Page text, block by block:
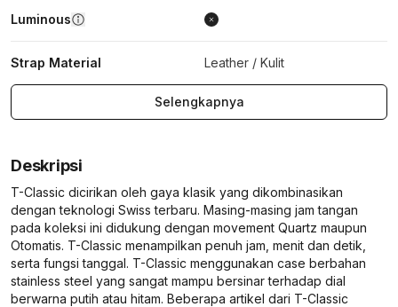
Luminous
Strap Material Leather / Kulit
Selengkapnya
Deskripsi
T-Classic dicirikan oleh gaya klasik yang dikombinasikan
dengan teknologi Swiss terbaru. Masing-masing jam tangan
pada koleksi ini didukung dengan movement Quartz maupun
Otomatis. T-Classic menampilkan penuh jam, menit dan detik,
serta fungsi tanggal. T-Classic menggunakan case berbahan
stainless steel yang sangat mampu bersinar terhadap dial
berwarna putih atau hitam. Beberapa artikel dari T-Classic